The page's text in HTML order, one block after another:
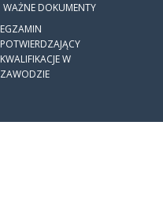
WAŻNE DOKUMENTY
EGZAMIN
POTWIERDZAJĄCY
KWALIFIKACJE W
ZAWODZIE